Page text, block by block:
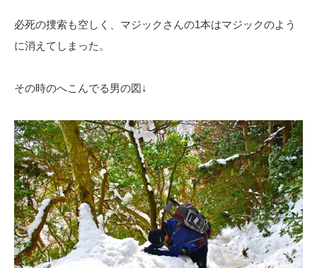
必死の捜索も空しく、マジックさんの1本はマジックのよう
に消えてしまった。
その時のへこんでる男の図↓